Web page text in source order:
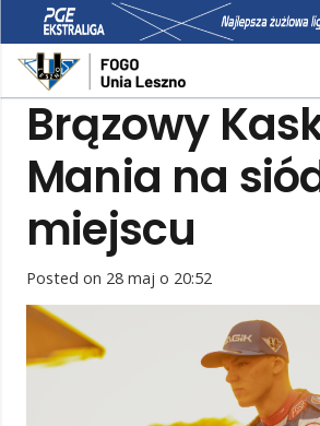
Brązowy
Mania na
miejscu
Posted on 28 maj o 20:52